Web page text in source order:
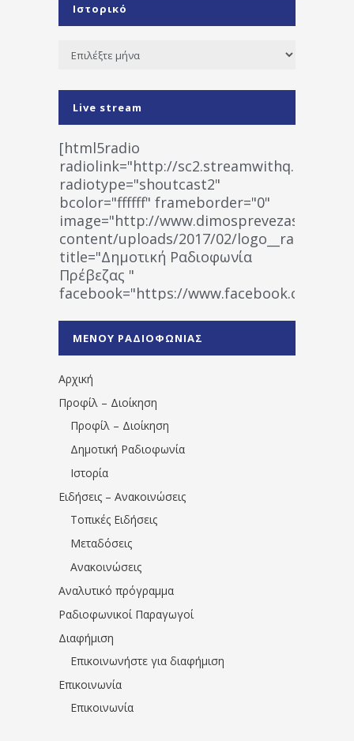
Ιστορικό
Ιστορικό
Live stream
[html5radio
radiolink="http://
radiotype="shoutcast2"
bcolor="ffffff" frameborder="0"
image="http://www.dimosprevezas.gr/wp-
content/uploads/2017/02/
title="Δημοτική Ραδιοφωνία
Πρέβεζας "
facebook="https://www.facebook.com/
1531194763766854/" artist="" ]
ΜΕΝΟΥ ΡΑΔΙΟΦΩΝΙΑΣ
Αρχική
Προφίλ – Διοίκηση
Προφίλ – Διοίκηση
Δημοτική Ραδιοφωνία
Ιστορία
Ειδήσεις – Ανακοινώσεις
Τοπικές Ειδήσεις
Μεταδόσεις
Ανακοινώσεις
Αναλυτικό πρόγραμμα
Ραδιοφωνικοί Παραγωγοί
Διαφήμιση
Επικοινωνήστε για διαφήμιση
Επικοινωνία
Επικοινωνία